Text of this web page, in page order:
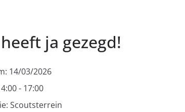
ja gezegd!
14/03/2026
- 17:00
Scoutsterrein